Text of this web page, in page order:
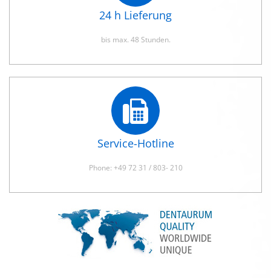
24 h Lieferung
bis max. 48 Stunden.
Service-Hotline
Phone: +49 72 31 / 803- 210